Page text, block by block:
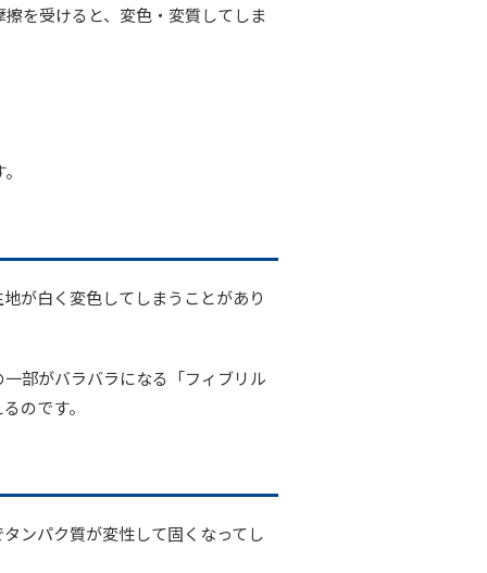
を受けると、変色・変質してしま
が白く変色してしまうことがあり
部がバラバラになる「フィブリル
のです。
ンパク質が変性して固くなってし